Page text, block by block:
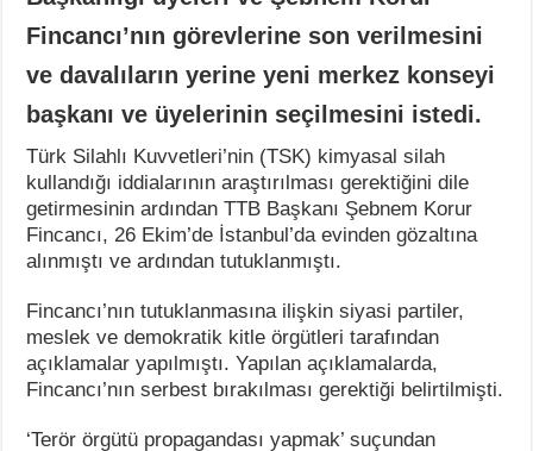
Fincancı’nın görevlerine son verilmesini
ve davalıların yerine yeni merkez konseyi
başkanı ve üyelerinin seçilmesini istedi.
Türk Silahlı Kuvvetleri’nin (TSK) kimyasal silah
kullandığı iddialarının araştırılması gerektiğini dile
getirmesinin ardından TTB Başkanı Şebnem Korur
Fincancı, 26 Ekim’de İstanbul’da evinden gözaltına
alınmıştı ve ardından tutuklanmıştı.
Fincancı’nın tutuklanmasına ilişkin siyasi partiler,
meslek ve demokratik kitle örgütleri tarafından
açıklamalar yapılmıştı. Yapılan açıklamalarda,
Fincancı’nın serbest bırakılması gerektiği belirtilmişti.
‘Terör örgütü propagandası yapmak’ suçundan